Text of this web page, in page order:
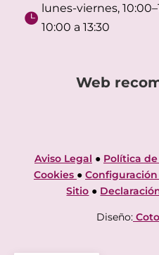

lunes-viernes,
10:00 a 13:30
Web
Aviso Legal ● Política
Cookies ●
Sitio ●
Diseño: